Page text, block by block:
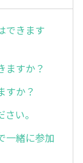
できます
ますか？
すか？
い。
一緒に参加